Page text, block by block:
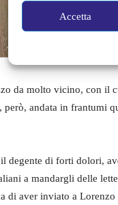
Accetta
da molto vicino, con il
però, andata in frantumi
degente di forti dolori,
a mandargli delle
di aver inviato a Lorenzo